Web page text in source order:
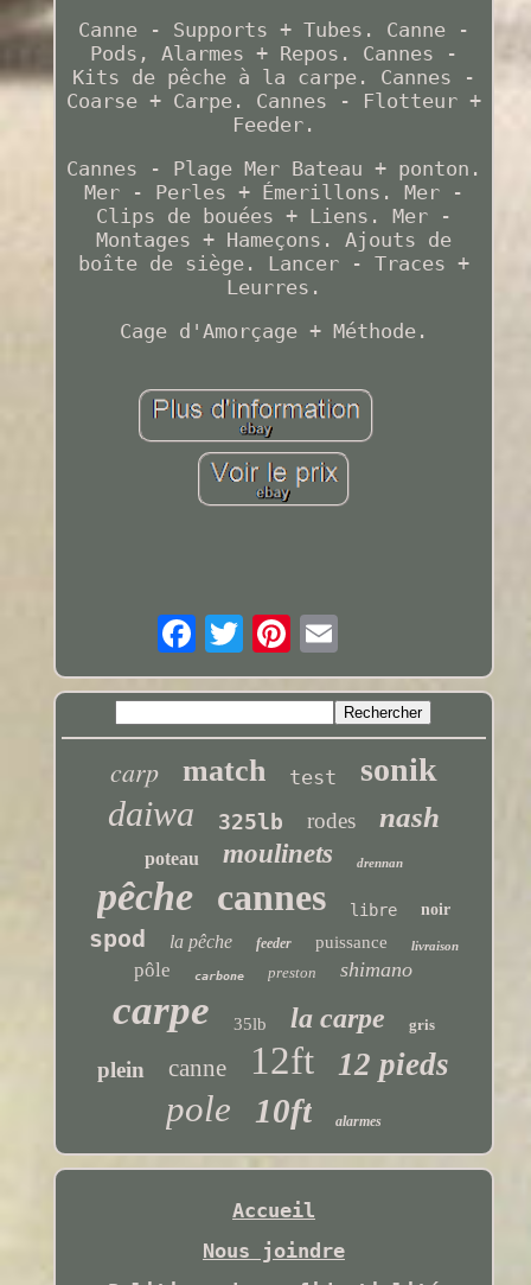
Canne - Supports + Tubes. Canne -
Pods, Alarmes + Repos. Cannes -
Kits de pêche à la carpe. Cannes -
Coarse + Carpe. Cannes - Flotteur +
Feeder.
Cannes - Plage Mer Bateau + ponton.
Mer - Perles + Émerillons. Mer -
Clips de bouées + Liens. Mer -
Montages + Hameçons. Ajouts de
boîte de siège. Lancer - Traces +
Leurres.
Cage d'Amorçage + Méthode.
carp match test sonik
daiwa 325lb rodes nash
poteau moulinets drennan
pêche cannes libre noir
spod la pêche feeder puissance livraison
pôle carbone preston shimano
carpe 35lb la carpe gris
plein canne 12ft 12 pieds
pole 10ft alarmes
Accueil
Nous joindre